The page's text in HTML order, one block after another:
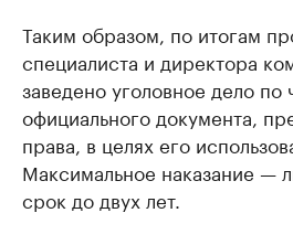
Таким образом, по итогам
специалиста и директора
заведено уголовное дело по
официального документа,
права, в целях его
Максимальное наказание —
срок до двух лет.